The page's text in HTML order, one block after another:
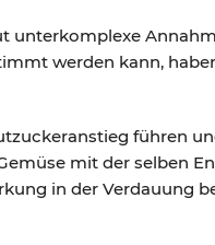
unterkomplexe
werden kann,
führen
mit der selben
in der Verdauung